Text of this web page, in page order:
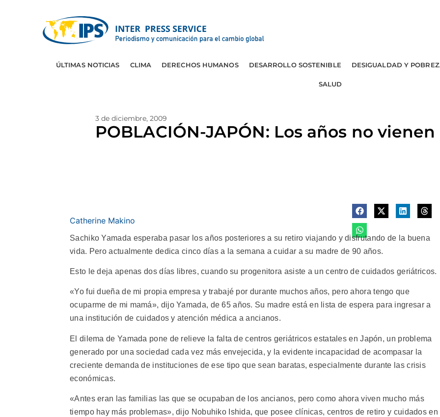
ÚLTIMAS NOTICIAS CLIMA DERECHOS HUMANOS DESARROLLO SOSTENIBLE DESIGUALDAD Y
SALUD
3 de diciembre, 2009
POBLACIÓN-JAPÓN: Los años no vienen
Catherine Makino
Sachiko Yamada esperaba pasar los años posteriores a su retiro viajando y disfrutando de la buena
vida. Pero actualmente dedica cinco días a la semana a cuidar a su madre de 90 años.
Esto le deja apenas dos días libres, cuando su progenitora asiste a un centro de cuidados geriátricos.
«Yo fui dueña de mi propia empresa y trabajé por durante muchos años, pero ahora tengo que
ocuparme de mi mamá», dijo Yamada, de 65 años. Su madre está en lista de espera para ingresar a
una institución de cuidados y atención médica a ancianos.
El dilema de Yamada pone de relieve la falta de centros geriátricos estatales en Japón, un problema
generado por una sociedad cada vez más envejecida, y la evidente incapacidad de acompasar la
creciente demanda de instituciones de ese tipo que sean baratas, especialmente durante las crisis
económicas.
«Antes eran las familias las que se ocupaban de los ancianos, pero como ahora viven mucho más
tiempo hay más problemas», dijo Nobuhiko Ishida, que posee clínicas, centros de retiro y cuidados en